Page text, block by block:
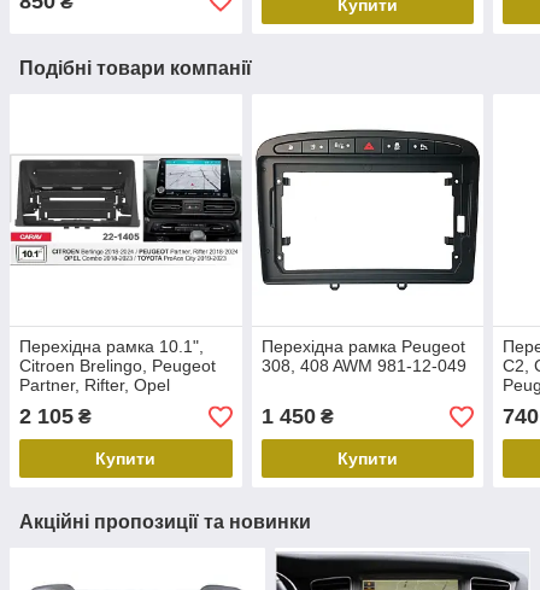
Купити
Подібні товари компанії
Перехідна рамка 10.1",
Citroen Brelingo, Peugeot
Partner, Rifter, Opel
Combo, Toyota ProAce
City, Carav 22-1405
2 105 ₴
Купити
Перехідна рамка Peugeot
308, 408 AWM 981-12-049
1 450₴
Купити
C2,
740
Акційні пропозиції та новинки